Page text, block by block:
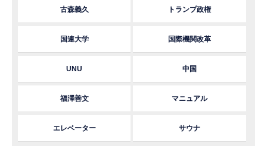
古森義久 トランプ政権
国連大学 国際機関改革
UNU 中国
福澤善文 マニュアル
エレベーター サウナ